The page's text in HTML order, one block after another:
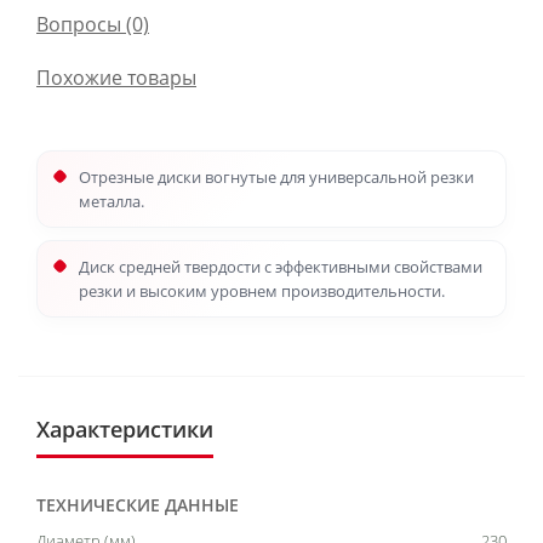
Вопросы (0)
Похожие товары
Отрезные диски вогнутые для универсальной резки
металла.
Диск средней твердости с эффективными свойствами
резки и высоким уровнем производительности.
Характеристики
ТЕХНИЧЕСКИЕ ДАННЫЕ